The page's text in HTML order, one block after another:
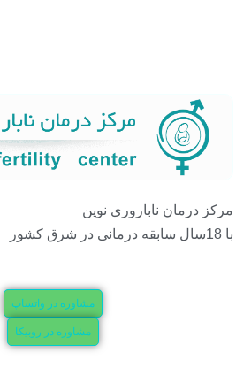
مرکز درمان ناباروری نوین
با 18سال سابقه درمانی در شرق کشور
مشاوره در واتساپ
مشاوره در روبیکا